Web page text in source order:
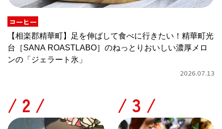
コーヒー
【相楽郡精華町】足を伸ばして食べに行きたい！精華町光
台［SANA ROASTLABO］のねっとりおいしい濃厚メロ
ンの「ジェラート氷」
2026.07.13
/ /